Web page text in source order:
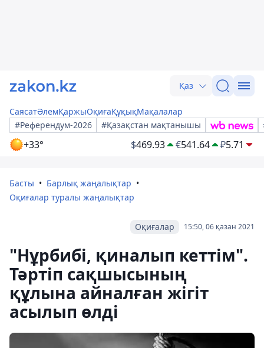
Қаз
СаясатӘлемҚаржыОқиғаҚұқықМақалалар
#Референдум-2026
#Қазақстан мақтанышы
+33° $469.93 €541.64 ₽5.71
Басты
Барлық жаңалықтар
Оқиғалар туралы жаңалықтар
15:50, 06 қазан 2021
Оқиғалар
"Нұрбибі, қиналып кеттім".
Тәртіп сақшысының
құлына айналған жігіт
асылып өлді